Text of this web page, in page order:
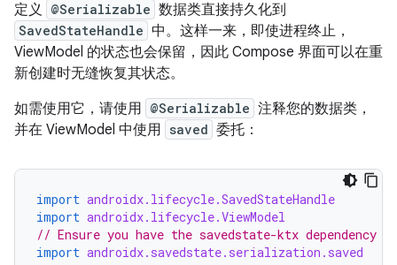
定义 @Serializable 数据类直接持久化到
SavedStateHandle 中。这样一来，即使进程终止，
ViewModel 的状态也会保留，因此 Compose 界面可以在重
新创建时无缝恢复其状态。
如需使用它，请使用 @Serializable 注释您的数据类，
并在 ViewModel 中使用 saved 委托：
import androidx.lifecycle.SavedStateHandle
import androidx.lifecycle.ViewModel
// Ensure you have the savedstate-ktx dependency
import androidx.savedstate.serialization.saved